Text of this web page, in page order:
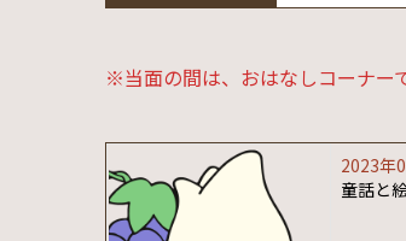
※当面の間は、おはなしコーナー
2023年
童話と